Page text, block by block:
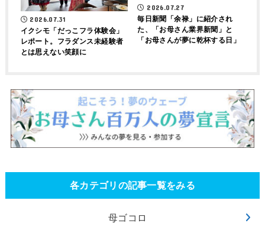
2026.07.31
イクシモ「だっこフラ体験会」
レポート。フラダンス未経験者
とは思えない笑顔に
2026.07.27
毎日新聞「余禄」に紹介され
た、「お母さん業界新聞」と
「お母さんが夢に乾杯する日」
各カテゴリの記事一覧をみる
母ゴコロ